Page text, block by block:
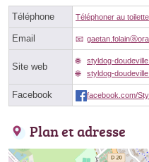
Téléphone Téléphoner au
Email
Site web
styldog-
styldog-
Facebook facebook.com/
Plan et adresse